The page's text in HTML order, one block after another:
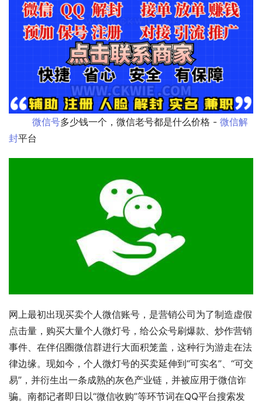
微信号多少钱一个，微信老号都是什么价格 - 微信解
封平台
网上最初出现买卖个人微信账号，是营销公司为了制造虚假
点击量，购买大量个人微灯号，给公众号刷爆款、炒作营销
事件、在伴侣圈微信群进行大面积笼盖，这种行为游走在法
律边缘。现如今，个人微灯号的买卖延伸到“可实名”、“可交
易”，并衍生出一条成熟的灰色产业链，并被应用于微信诈
骗。南都记者即日以“微信收购”等环节词在QQ平台搜索发